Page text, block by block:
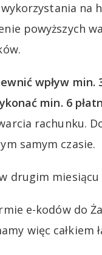
wykorzystania
powyższych
wpływ min.
min. 6
rachunku.
samym czasie.
drugim
e-kodów do
więc całkiem